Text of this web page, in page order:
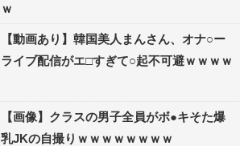
ｗ
【動画あり】韓国美人まんさん、オナ○ー
ライブ配信がエ□すぎて○起不可避ｗｗｗｗ
【画像】クラスの男子全員がボ●キそた爆
乳JKの自撮りｗｗｗｗｗｗｗｗ